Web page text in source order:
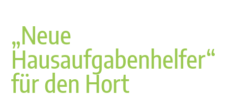
„Neue
Hausaufgabenhelfer“
für den Hort